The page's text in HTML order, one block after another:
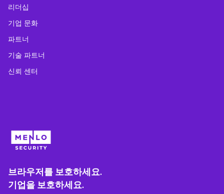
리더십
기업 문화
파트너
기술 파트너
신뢰 센터
브라우저를 보호하세요.
기업을 보호하세요.